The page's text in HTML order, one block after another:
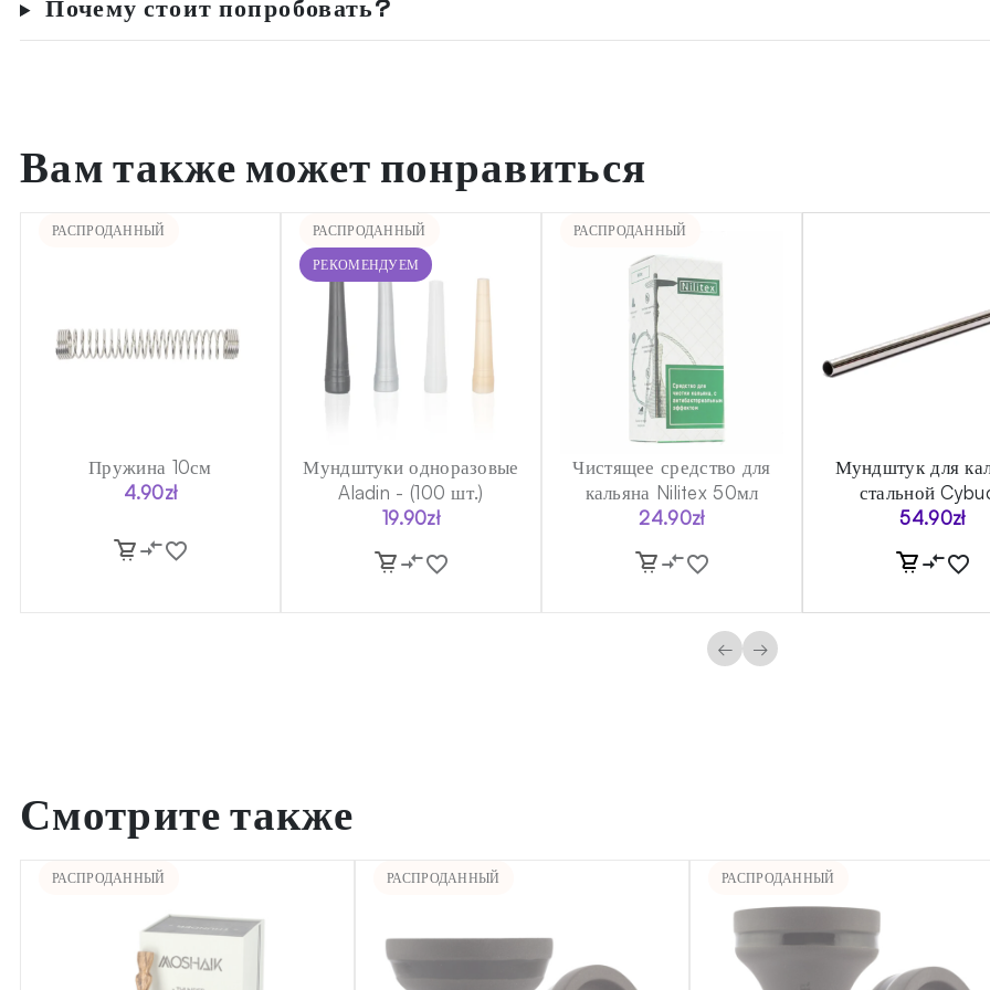
Почему стоит попробовать?
Вам также может понравиться
РАСПРОДАННЫЙ
Пружина 10см
4.90zł
РАСПРОДАННЫЙ
РЕКОМЕНДУЕМ
Мундштуки одноразовые
Aladin - (100 шт.)
19.90zł
РАСПРОДАННЫЙ
Чистящее средство для
кальяна Nilitex 50мл
24.90zł
Мундштук для
стальной
54.90zł
← →
Смотрите также
РАСПРОДАННЫЙ РАСПРОДАННЫЙ РАСПРОДАННЫЙ